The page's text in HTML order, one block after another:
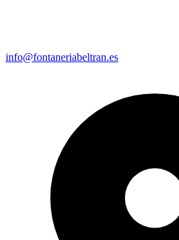
info@fontaneriabeltran.es